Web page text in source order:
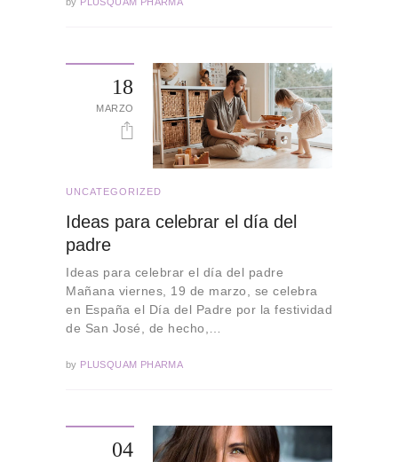
18
MARZO
UNCATEGORIZED
Ideas para celebrar el día del
padre
Ideas para celebrar el día del padre
Mañana viernes, 19 de marzo, se celebra
en España el Día del Padre por la festividad
de San José, de hecho,…
by PLUSQUAM PHARMA
04